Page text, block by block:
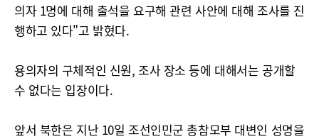
의자 1명에 대해 출석을 요구해 관련 사안에 대해 조사를 진
행하고 있다"고 밝혔다.
용의자의 구체적인 신원, 조사 장소 등에 대해서는 공개할
수 없다는 입장이다.
앞서 북한은 지난 10일 조선인민군 총참모부 대변인 성명을